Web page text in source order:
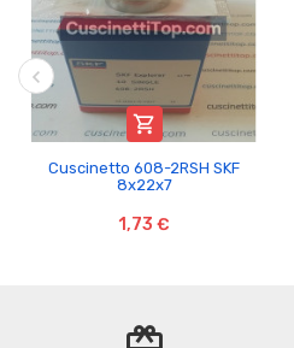

Cuscinetto 608-2RSH SKF
8x22x7
1,73 €